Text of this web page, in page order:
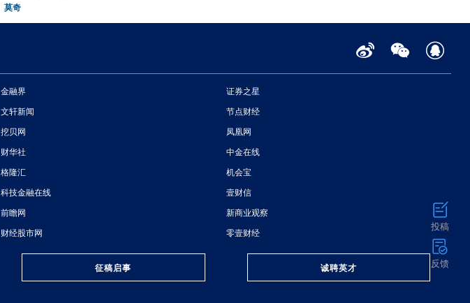
莫奇
金融界
证券之星
文轩新闻
节点财经
挖贝网
凤凰网
财华社
中金在线
格隆汇
机会宝
科技金融在线
壹财信
前瞻网
新商业观察
财经股市网 零壹财经
征稿启事 诚聘英才
投稿
反馈